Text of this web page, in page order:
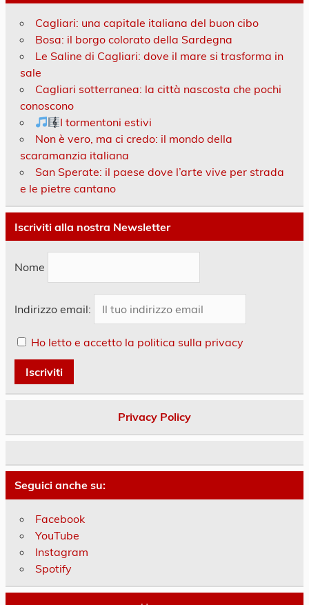
Cagliari: una capitale italiana del buon cibo
Bosa: il borgo colorato della Sardegna
Le Saline di Cagliari: dove il mare si trasforma in
sale
Cagliari sotterranea: la città nascosta che pochi
conoscono
I tormentoni estivi
Non è vero, ma ci credo: il mondo della
scaramanzia italiana
San Sperate: il paese dove l’arte vive per strada
e le pietre cantano
Iscriviti alla nostra Newsletter
Nome
Indirizzo email:
Ho letto e accetto la politica sulla privacy
Privacy Policy
Seguici anche su:
Facebook
YouTube
Instagram
Spotify